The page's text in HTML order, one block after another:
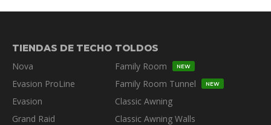
TIENDAS DE TECHO
Nova
Evasion ProLine
Evasion
Grand Raid
TOLDOS
Family Room
NEW
Family Room Tunnel NEW
Classic Awning
Classic Awning Walls